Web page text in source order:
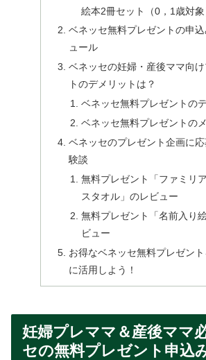
絵本2冊セット（0，1歳対象
ベネッセ無料プレゼントの申
ュール
ベネッセの妊婦・産後ママ向
トのデメリットは？
ベネッセ無料プレゼントの
ベネッセ無料プレゼントの
ベネッセのプレゼント企画に
験談
無料プレゼント「ファミリ
スタオル」のレビュー
無料プレゼント「名前入り
ビュー
お得なベネッセ無料プレゼン
に活用しよう！
妊婦プレママ＆産後ママ
セの無料プレゼント申込